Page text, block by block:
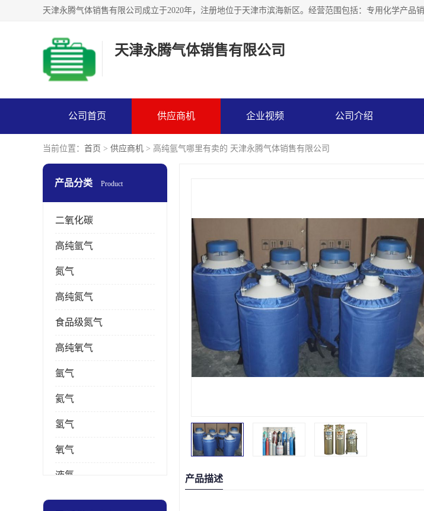
天津永腾气体销售有限公司
公司首页 供应商机 企业视频 公司介绍
当前位置： 首页 > 供应商机 > 高纯氩气哪里有卖的 天津永腾气体销售有限公司
产品分类 Product
二氧化碳
高纯氩气
氮气
高纯氮气
食品级氮气
高纯氧气
氩气
氦气
氢气
氧气
液氮
乙炔
产品描述